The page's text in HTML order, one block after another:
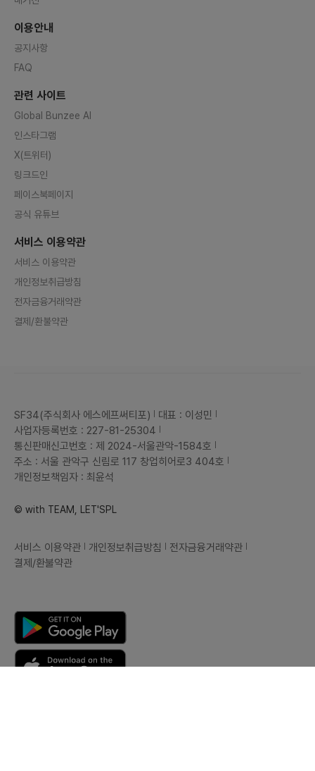
이용안내
공지사항
FAQ
관련 사이트
Global Bunzee AI
인스타그램
X(트위터)
링크드인
페이스북페이지
공식 유튜브
서비스 이용약관
서비스 이용약관
개인정보취급방침
전자금융거래약관
결제/환불약관
SF34(주식회사 에스에프써티포)
대표 : 이성민
사업자등록번호 : 227-81-25304
통신판매신고번호 : 제 2024-서울관악-1584호
주소 : 서울 관악구 신림로 117 창업히어로3 404호
개인정보책임자 : 최윤석
© with TEAM, LET'SPL
서비스 이용약관 개인정보취급방침
전자금융거래약관
결제/환불약관